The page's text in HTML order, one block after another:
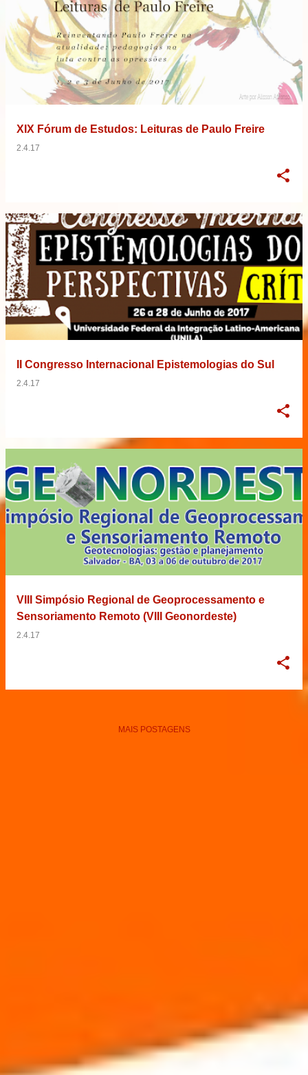
XIX Fórum de Estudos: Leituras de Paulo Freire
2.4.17
II Congresso Internacional Epistemologias do Sul
2.4.17
VIII Simpósio Regional de Geoprocessamento e
Sensoriamento Remoto (VIII Geonordeste)
2.4.17
MAIS POSTAGENS